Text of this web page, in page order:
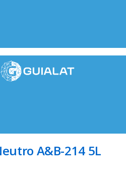
A&B-214 5L